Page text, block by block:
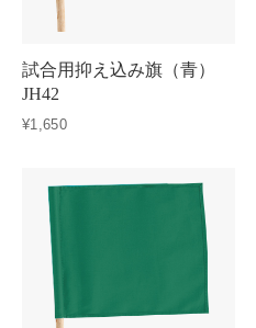
試合用抑え込み旗（青）
JH42
¥1,650